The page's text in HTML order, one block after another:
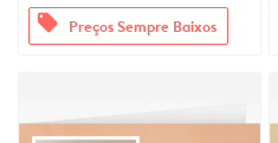
offers Preços Sempre Baixos